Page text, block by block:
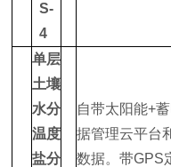
S-
4
单层
土壤
水分
温度
盐分
自带太阳能+
据管理云平台
数据。带GPS